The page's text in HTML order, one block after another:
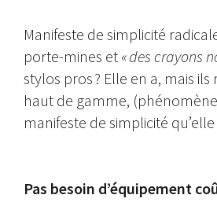
Manifeste de simplicité
porte-mines et « des crayons
stylos pros ? Elle en a, mais
haut de gamme,
manifeste de simplicité
Pas besoin d’équipement